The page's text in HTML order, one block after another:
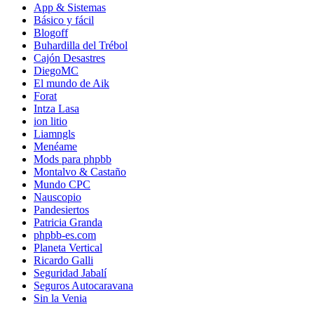
App & Sistemas
Básico y fácil
Blogoff
Buhardilla del Trébol
Cajón Desastres
DiegoMC
El mundo de Aik
Forat
Intza Lasa
ion litio
Liamngls
Menéame
Mods para phpbb
Montalvo & Castaño
Mundo CPC
Nauscopio
Pandesiertos
Patricia Granda
phpbb-es.com
Planeta Vertical
Ricardo Galli
Seguridad Jabalí
Seguros Autocaravana
Sin la Venia